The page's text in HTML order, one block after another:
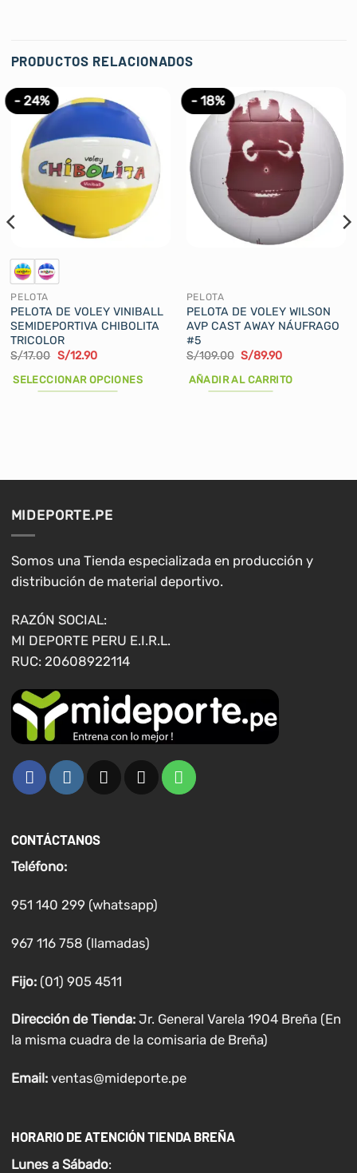
PRODUCTOS RELACIONADOS
- 24%
PELOTA
PELOTA DE VOLEY VINIBALL
SEMIDEPORTIVA CHIBOLITA
TRICOLOR
S/17.00 El
original
era:
S/12.90El
actual
es:
SELECCIONAR OPCIONES
se
pueden
elegir
en
página
de
producto
- 18%
PELOTA
PELOTA DE VOLEY WILSON
AVP CAST AWAY NÁUFRAGO
#5
S/109.00 El
original
era:
S/89.90El
actual
AÑADIR AL CARRITO
MIDEPORTE.PE
Somos una Tienda especializada en producción y
distribución de material deportivo.
RAZÓN SOCIAL:
MI DEPORTE PERU E.I.R.L.
RUC: 20608922114
CONTÁCTANOS
Teléfono:
951 140 299 (whatsapp)
967 116 758 (llamadas)
Fijo:(01) 905 4511
Dirección de Tienda: Jr. General Varela 1904 Breña (En
la misma cuadra de la comisaria de Breña)
Email: ventas@mideporte.pe
HORARIO DE ATENCIÓN TIENDA BREÑA
Lunes a Sábado: